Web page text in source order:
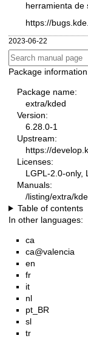
herramienta de
https://
2023-06-22
Package
Package name:
extra/kded
Version:
6.28.0-1
Upstream:
https://
Licenses:
LGPL-2.0-only,
Manuals:
/listing/extra/
Table of contents
In other languages:
ca
ca@valencia
en
fr
it
nl
pt_BR
sl
tr